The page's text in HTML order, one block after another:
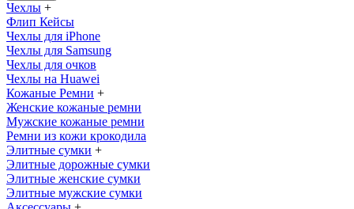
Чехлы +
Флип Кейсы
Чехлы для iPhone
Чехлы для Samsung
Чехлы для очков
Чехлы на Huawei
Кожаные Ремни +
Женские кожаные ремни
Мужские кожаные ремни
Ремни из кожи крокодила
Элитные сумки +
Элитные дорожные сумки
Элитные женские сумки
Элитные мужские сумки